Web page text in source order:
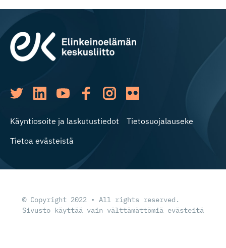
Käyntiosoite ja laskutustiedot
Tietosuojalauseke
Tietoa evästeistä
© Copyright 2022 • All rights reserved.
Sivusto käyttää vain välttämättömiä evästeitä